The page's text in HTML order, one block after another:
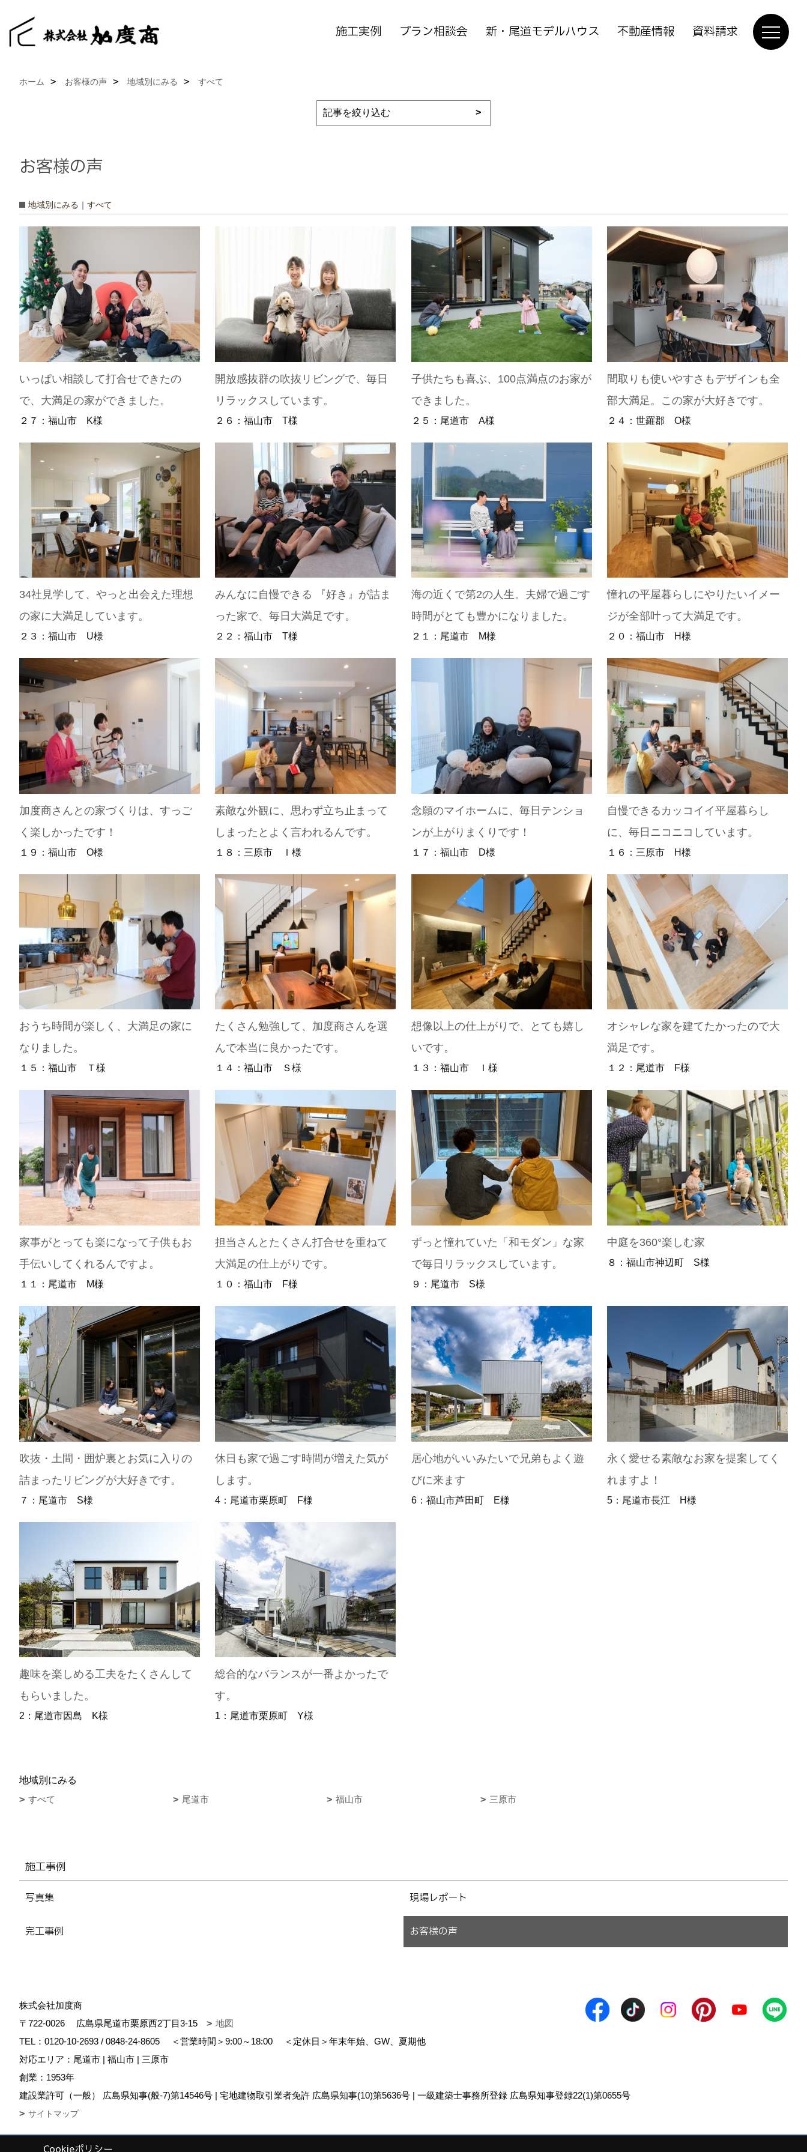
施工実例 プラン相談会 新・尾道モデルハウス 不動産情報 資料請求
ホーム お客様の声 地域別にみる すべて
お客様の声
地域別にみる｜すべて
いっぱい相談して打合せできたの
で、大満足の家ができました。
２７：福山市 K様
開放感抜群の吹抜リビングで、毎日
リラックスしています。
２６：福山市 T様
子供たちも喜ぶ、100点満点のお家が
できました。
２５：尾道市 A様
間取りも使いやすさもデザインも全
部大満足。この家が大好きです。
２４：世羅郡 O様
34社見学して、やっと出会えた理想
の家に大満足しています。
２３：福山市 U様
みんなに自慢できる 『好き』が詰ま
った家で、毎日大満足です。
２２：福山市 T様
海の近くで第2の人生。夫婦で過ごす
時間がとても豊かになりました。
２１：尾道市 M様
憧れの平屋暮らしにやりたいイメー
ジが全部叶って大満足です。
２０：福山市 H様
加度商さんとの家づくりは、すっご
く楽しかったです！
１９：福山市 O様
素敵な外観に、思わず立ち止まって
しまったとよく言われるんです。
１８：三原市 Ｉ様
念願のマイホームに、毎日テンショ
ンが上がりまくりです！
１７：福山市 D様
自慢できるカッコイイ平屋暮らし
に、毎日ニコニコしています。
１６：三原市 H様
おうち時間が楽しく、大満足の家に
なりました。
１５：福山市 Ｔ様
たくさん勉強して、加度商さんを選
んで本当に良かったです。
１４：福山市 Ｓ様
想像以上の仕上がりで、とても嬉し
いです。
１３：福山市 Ｉ様
オシャレな家を建てたかったので大
満足です。
１２：尾道市 F様
家事がとっても楽になって子供もお
手伝いしてくれるんですよ。
１１：尾道市 M様
担当さんとたくさん打合せを重ねて
大満足の仕上がりです。
１０：福山市 F様
ずっと憧れていた「和モダン」な家
で毎日リラックスしています。
９：尾道市 S様
中庭を360°楽しむ家
８：福山市神辺町 S様
吹抜・土間・囲炉裏とお気に入りの
詰まったリビングが大好きです。
７：尾道市 S様
休日も家で過ごす時間が増えた気が
します。
4：尾道市栗原町 F様
居心地がいいみたいで兄弟もよく遊
びに来ます
6：福山市芦田町 E様
永く愛せる素敵なお家を提案してく
れますよ！
5：尾道市長江 H様
趣味を楽しめる工夫をたくさんして
もらいました。
2：尾道市因島 K様
総合的なバランスが一番よかったで
す。
1：尾道市栗原町 Y様
地域別にみる
すべて
尾道市 福山市 三原市
施工事例
写真集 現場レポート
完工事例 お客様の声
株式会社加度商
〒722-0026
広島県尾道市栗原西2丁目3-15
地図
TEL： 0120-10-2693 / 0848-24-8605 ＜営業時間＞9:00～18:00
＜定休日＞年末年始、GW、夏期他
対応エリア：尾道市 | 福山市 | 三原市
創業：1953年
建設業許可（一般） 広島県知事(般-7)第14546号 | 宅地建物取引業者免許 広島県知事(10)第5636号 | 一級建築士事務所登録 広島県知事登録22(1)第0655号
サイトマップ
Copyright (c) KADOSHO. All Rights Reserved.
Cookieポリシー